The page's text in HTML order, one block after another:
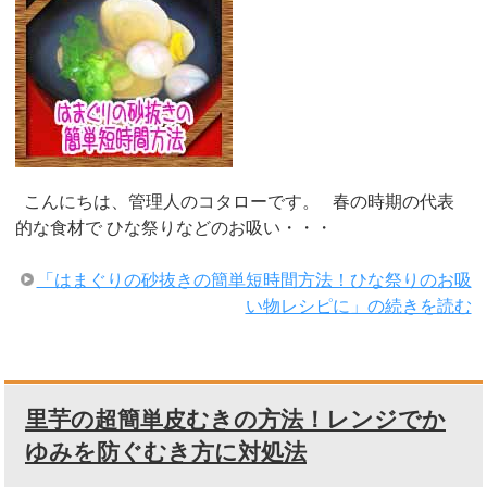
こんにちは、管理人のコタローです。 春の時期の代表
的な食材で ひな祭りなどのお吸い・・・
「はまぐりの砂抜きの簡単短時間方法！ひな祭りのお吸
い物レシピに」の続きを読む
里芋の超簡単皮むきの方法！レンジでか
ゆみを防ぐむき方に対処法